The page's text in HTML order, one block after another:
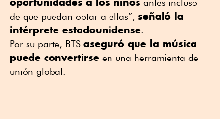
antes incluso
de que puedan optar a ellas”, señaló la
intérprete estadounidense.
Por su parte, BTS aseguró que la música
puede convertirse en una herramienta de
unión global.